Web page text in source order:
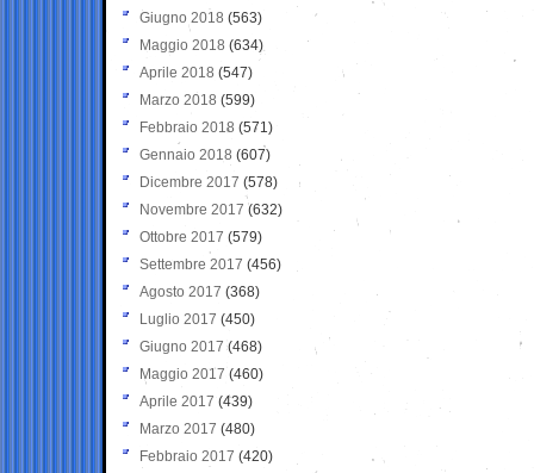
Giugno 2018 (563)
Maggio 2018 (634)
Aprile 2018 (547)
Marzo 2018 (599)
Febbraio 2018 (571)
Gennaio 2018 (607)
Dicembre 2017 (578)
Novembre 2017 (632)
Ottobre 2017 (579)
Settembre 2017 (456)
Agosto 2017 (368)
Luglio 2017 (450)
Giugno 2017 (468)
Maggio 2017 (460)
Aprile 2017 (439)
Marzo 2017 (480)
Febbraio 2017 (420)